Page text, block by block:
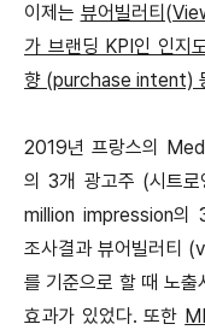
이제는 뷰어빌러티
가 브랜딩 KPI인 인지
향 (purchase intent)
2019년 프랑스의
의 3개 광고주 (시트
million impression의
조사결과 뷰어빌러티
를 기준으로 할 때 노
효과가 있었다. 또한